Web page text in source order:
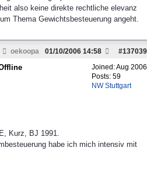
also keine direkte rechtliche elevanz
Thema Gewichtsbesteuerung angeht.
oekoopa #137039
01/10/2006 14:58
Joined:Aug 2006
Posts: 59
NW Stuttgart
Kurz, BJ 1991.
habe ich mich intensiv mit